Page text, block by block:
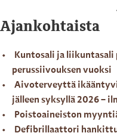
Ajankohtaista
Kuntosali ja
perussiivouksen vuoksi
Aivoterveyttä
jälleen syksyllä 2026 –
Poistoaineiston
Defibrillaattori